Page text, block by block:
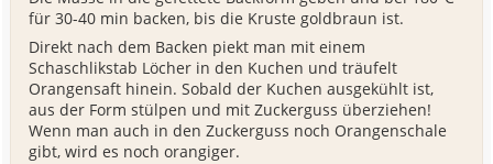
für 30-40 min backen, bis die Kruste goldbraun ist.
Direkt nach dem Backen piekt man mit einem
Schaschlikstab Löcher in den Kuchen und träufelt
Orangensaft hinein. Sobald der Kuchen ausgekühlt ist,
aus der Form stülpen und mit Zuckerguss überziehen!
Wenn man auch in den Zuckerguss noch Orangenschale
gibt, wird es noch orangiger.